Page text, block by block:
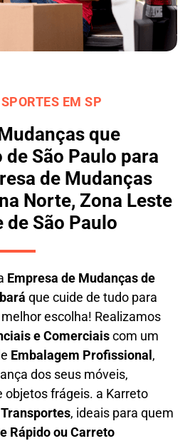
EM SP
que
de São Paulo para
de Mudanças
Norte, Zona Leste
de São Paulo
Empresa de Mudanças de
que cuide de tudo para
escolha! Realizamos
e Comerciaiscom um
Embalagem Profissional ,
dos seus móveis,
objetos frágeis. a Karreto
, ideais para quem
Rápido ou Carreto